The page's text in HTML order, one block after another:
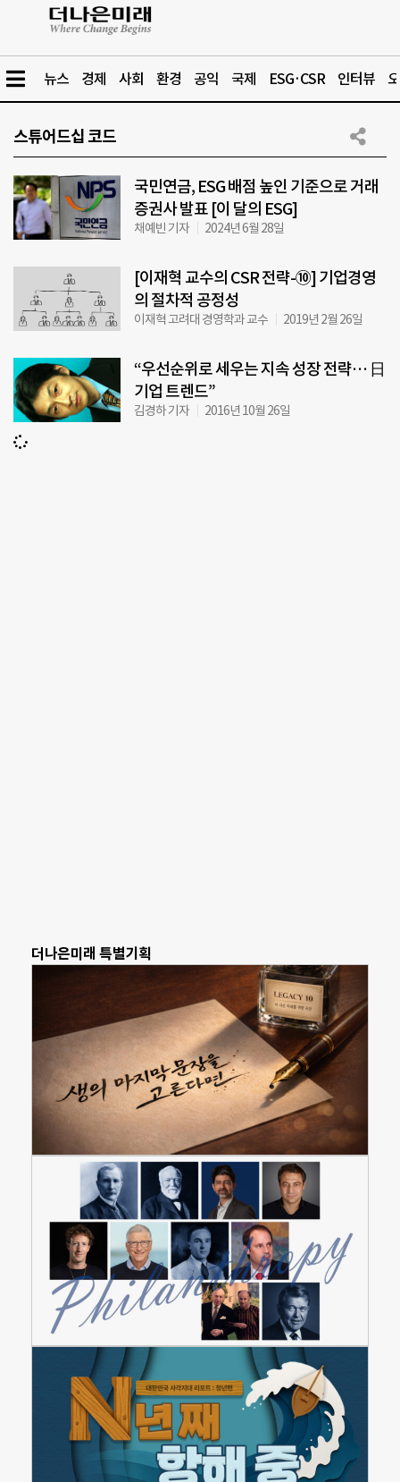
뉴스 경제 사회 환경 공익 국제 ESG·CSR 인터뷰
스튜어드십 코드
국민연금, ESG 배점 높인 기준으로 거래
증권사 발표 [이 달의 ESG]
채예빈 기자 2024년 6월 28일
[이재혁 교수의 CSR 전략-⑩] 기업경영
의 절차적 공정성
이재혁 고려대 경영학과 교수 2019년 2월 26일
“우선순위로 세우는 지속 성장 전략… 日
기업 트렌드”
김경하 기자 2016년 10월 26일
더나은미래 특별기획